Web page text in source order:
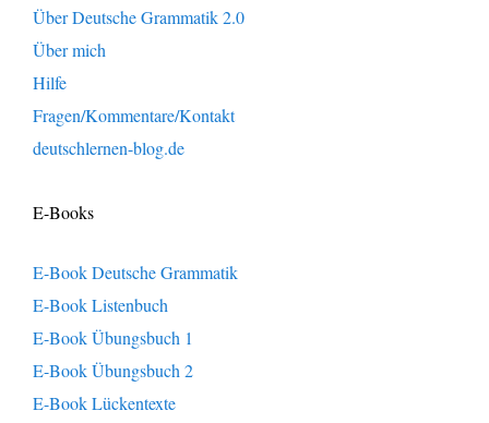
Über Deutsche Grammatik 2.0
Über mich
Hilfe
Fragen/Kommentare/Kontakt
deutschlernen-blog.de
E-Books
E-Book Deutsche Grammatik
E-Book Listenbuch
E-Book Übungsbuch 1
E-Book Übungsbuch 2
E-Book Lückentexte